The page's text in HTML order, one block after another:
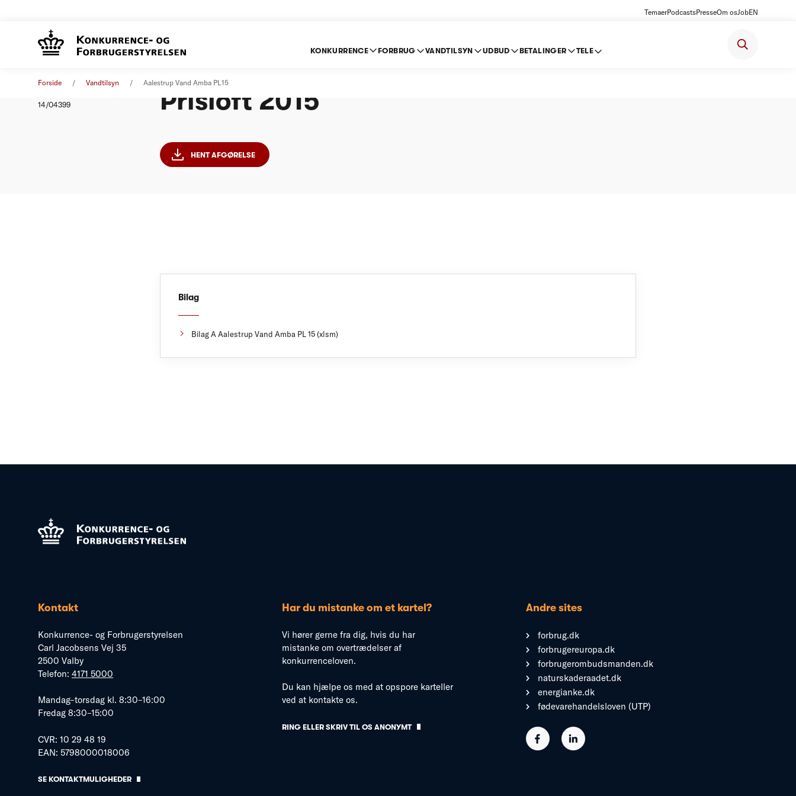
TemaerPodcastsPresseOm osJobEN
KONKURRENCE FORBRUG VANDTILSYN UDBUD BETALINGER TELE
Forside Vandtilsyn Aalestrup Vand Amba PL15
14/04399
Prisloft 2015
HENT AFGØRELSE
Bilag
Bilag A Aalestrup Vand Amba PL 15 (xlsm)
Kontakt
Konkurrence- og Forbrugerstyrelsen
Carl Jacobsens Vej 35
2500 Valby
Telefon: 4171 5000
Mandag–torsdag kl. 8:30–16:00
Fredag 8:30–15:00
CVR: 10 29 48 19
EAN: 5798000018006
SE KONTAKTMULIGHEDER
Har du mistanke om et kartel?
Vi hører gerne fra dig, hvis du har
mistanke om overtrædelser af
konkurrenceloven.
Du kan hjælpe os med at opspore karteller
ved at kontakte os.
RING ELLER SKRIV TIL OS ANONYMT
Andre sites
forbrug.dk
forbrugereuropa.dk
forbrugerombudsmanden.dk
naturskaderaadet.dk
energianke.dk
fødevarehandelsloven (UTP)